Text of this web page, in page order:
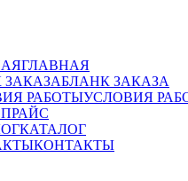
ГЛАВНАЯ
БЛАНК ЗАКАЗА
УСЛОВИЯ
ПРАЙС
КАТАЛОГ
КОНТАКТЫ